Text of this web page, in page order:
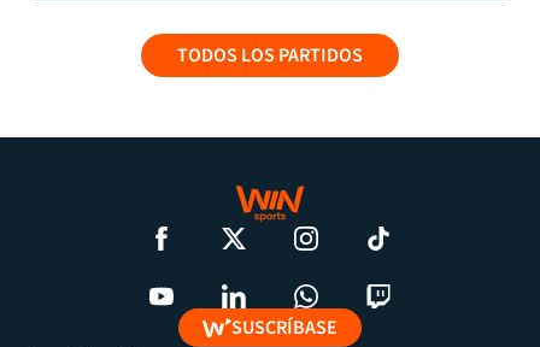
TODOS LOS PARTIDOS
SUSCRÍBASE